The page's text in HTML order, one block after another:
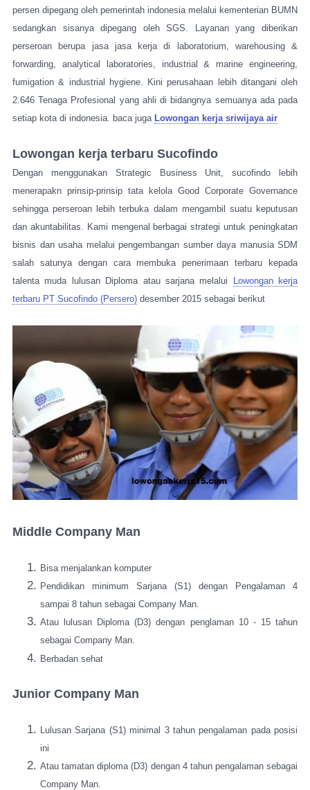
persen dipegang oleh pemerintah indonesia melalui kementerian BUMN
sedangkan sisanya dipegang oleh SGS. Layanan yang diberikan
perseroan berupa jasa jasa kerja di laboratorium, warehousing &
forwarding, analytical laboratories, industrial & marine engineering,
fumigation & industrial hygiene. Kini perusahaan lebih ditangani oleh
2.646 Tenaga Profesional yang ahli di bidangnya semuanya ada pada
setiap kota di indonesia. baca juga Lowongan kerja sriwijaya air
Lowongan kerja terbaru Sucofindo
Dengan menggunakan Strategic Business Unit, sucofindo lebih
menerapakn prinsip-prinsip tata kelola Good Corporate Governance
sehingga perseroan lebih terbuka dalam mengambil suatu keputusan
dan akuntabilitas. Kami mengenal berbagai strategi untuk peningkatan
bisnis dan usaha melalui pengembangan sumber daya manusia SDM
salah satunya dengan cara membuka penerimaan terbaru kepada
talenta muda lulusan Diploma atau sarjana melalui
Lowongan kerja
terbaru PT Sucofindo (Persero) desember 2015 sebagai berikut
Middle Company Man
Bisa menjalankan komputer
Pendidikan minimum Sarjana (S1) dengan Pengalaman 4
sampai 8 tahun sebagai Company Man.
Atau lulusan Diploma (D3) dengan penglaman 10 - 15 tahun
sebagai Company Man.
Berbadan sehat
Junior Company Man
Lulusan Sarjana (S1) minimal 3 tahun pengalaman pada posisi
ini
Atau tamatan diploma (D3) dengan 4 tahun pengalaman sebagai
Company Man.